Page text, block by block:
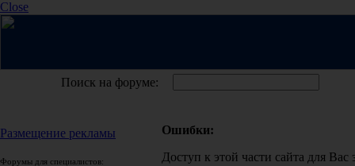
Close
Поиск на форуме:
Размещение рекламы
Форумы для специалистов:
Ошибки:
Доступ к этой части сайта для